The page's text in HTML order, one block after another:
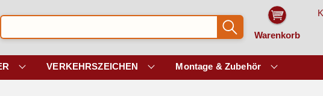
Warenkorb
VERKEHRSZEICHEN Montage & Zubehör